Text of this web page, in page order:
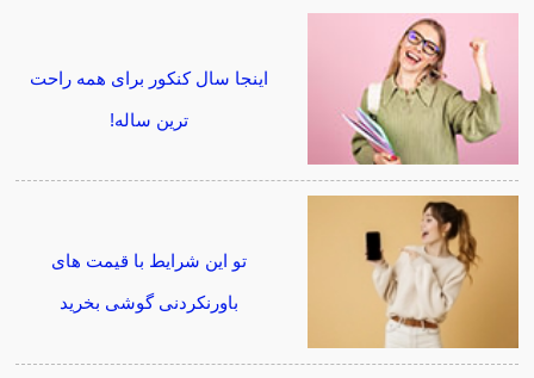
اینجا سال کنکور برای همه راحت
ترین ساله!
تو این شرایط با قیمت های
باورنکردنی گوشی بخرید